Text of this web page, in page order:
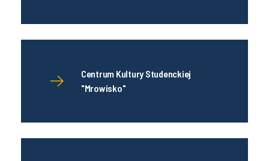
Centrum Kultury Studenckiej
"Mrowisko"